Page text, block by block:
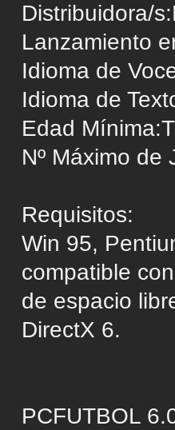
Distribuidora/
Lanzamiento
Idioma de
Idioma de
Edad
Nº Máximo de
Requisitos:
Win 95,
compatible
de espacio
DirectX 6.
PCFUTBOL